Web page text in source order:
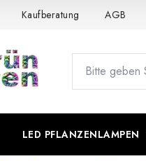
Kaufberatung AGB
LED PFLANZENLAMPEN